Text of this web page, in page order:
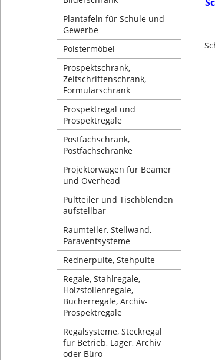
Plantafeln für Schule und
Gewerbe
Polstermöbel
Prospektschrank,
Zeitschriftenschrank,
Formularschrank
Prospektregal und
Prospektregale
Postfachschrank,
Postfachschränke
Projektorwagen für Beamer
und Overhead
Pultteiler und Tischblenden
aufstellbar
Raumteiler, Stellwand,
Paraventsysteme
Rednerpulte, Stehpulte
Regale, Stahlregale,
Holzstollenregale,
Bücherregale, Archiv-
Prospektregale
Regalsysteme, Steckregal
für Betrieb, Lager, Archiv
oder Büro